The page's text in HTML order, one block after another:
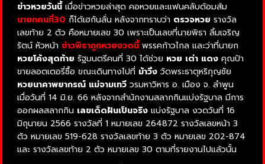
ข่าวหวยวันนี้ เมื่อข่าวหวยล่าสุด คอหวยและแฟนคลับด้อมส้ม
นายกคนที่30 ก็ได้เฮกันลั่น หลังจากทราบว่า ตรวจหวย รางวัล
เลขท้าย 2 ตัว คือหมายเลข 30 เพราะเป็นเลขที่นายพิธา ลิ้มเจริญ
รัตน์ หัวหน้า ข่าวพิธาถูกหวยงวดนี้ พรรคก้าวไกล และว่าที่นายก
หวยโค้งสุดท้าย รัฐมนตรีคนที่ 30 ได้ช่วย หวย เต่า แดง คุณป้า
ขายลอตเตอรี่ซื้อ ขณะเดินทางไปที่ ม้าวิ่ง วัดพระธาตุหริภุญชัย
หวยนาคาพยากรณ์ แม่จามเทวี วรมหาวิหาร อ. เมือง จ. ลำพูน
เมื่อวันที่ 14 มิ.ย. 66 หลังจากสำนักงานสลากกินแบ่งรัฐบาล มีการ
ออกผลสลากกิน เลขเด็ดฝันเป็นจริง แบ่งรัฐบาล งวดวันที่ 16
มิถุนายน 2566 รางวัลที่ 1 หมายเลข 264872 รางวัลเลขหน้า 3
ตัว หมายเลข 519-628 รางวัลเลขท้าย 3 ตัว หมายเลข 202-874
และ รางวัลเลขท้าย 2 ตัว หมายเลข 30 ตามที่รายงานไปแล้วนั้น